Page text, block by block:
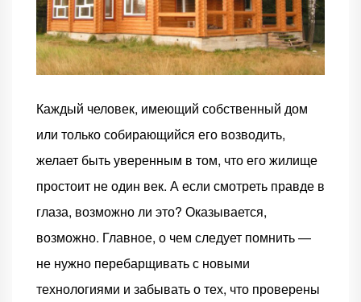
Каждый человек, имеющий собственный дом
или только собирающийся его возводить,
желает быть уверенным в том, что его жилище
простоит не один век. А если смотреть правде в
глаза, возможно ли это? Оказывается,
возможно. Главное, о чем следует помнить —
не нужно перебарщивать с новыми
технологиями и забывать о тех, что проверены